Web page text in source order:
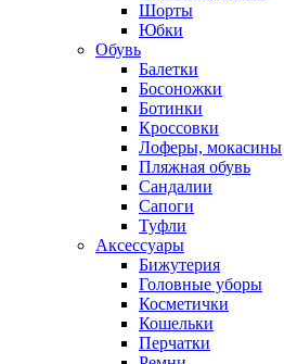
Шорты
Юбки
Обувь
Балетки
Босоножки
Ботинки
Кроссовки
Лоферы, мокасины
Пляжная обувь
Сандалии
Сапоги
Туфли
Аксессуары
Бижутерия
Головные уборы
Косметички
Кошельки
Перчатки